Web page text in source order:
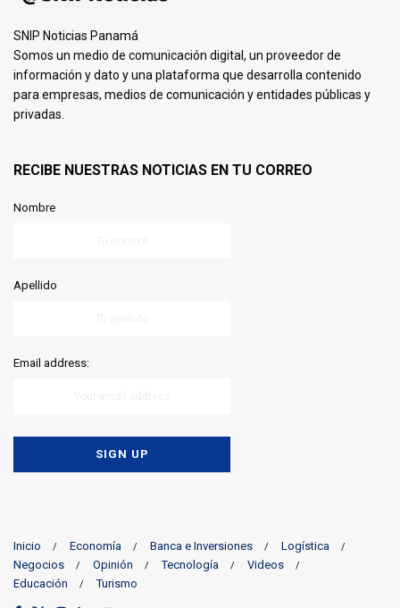
SNIP Noticias Panamá
Somos un medio de comunicación digital, un proveedor de
información y dato y una plataforma que desarrolla contenido
para empresas, medios de comunicación y entidades públicas y
privadas.
RECIBE NUESTRAS NOTICIAS EN TU CORREO
Nombre
Apellido
Email address:
Inicio Economía Banca e Inversiones
Logística
Negocios
Opinión Tecnología
Videos
Educación
Turismo